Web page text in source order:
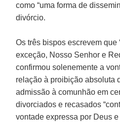
como “uma forma de
divórcio.
Os três bispos escrevem que
exceção, Nosso Senhor e
confirmou solenemente a
relação à proibição absoluta
admissão à comunhão em
divorciados e recasados
vontade expressa por Deus e